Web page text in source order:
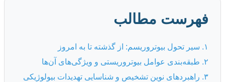
فهرست مطالب
۱. سیر تحول بیوتروریسم: از گذشته تا به امروز
۲. طبقه‌بندی عوامل بیوتروریستی و ویژگی‌های آن‌ها
۳. راهبردهای نوین تشخیص و شناسایی تهدیدات بیولوژیکی